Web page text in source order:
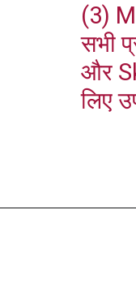
(3)
सभी
और
लिए